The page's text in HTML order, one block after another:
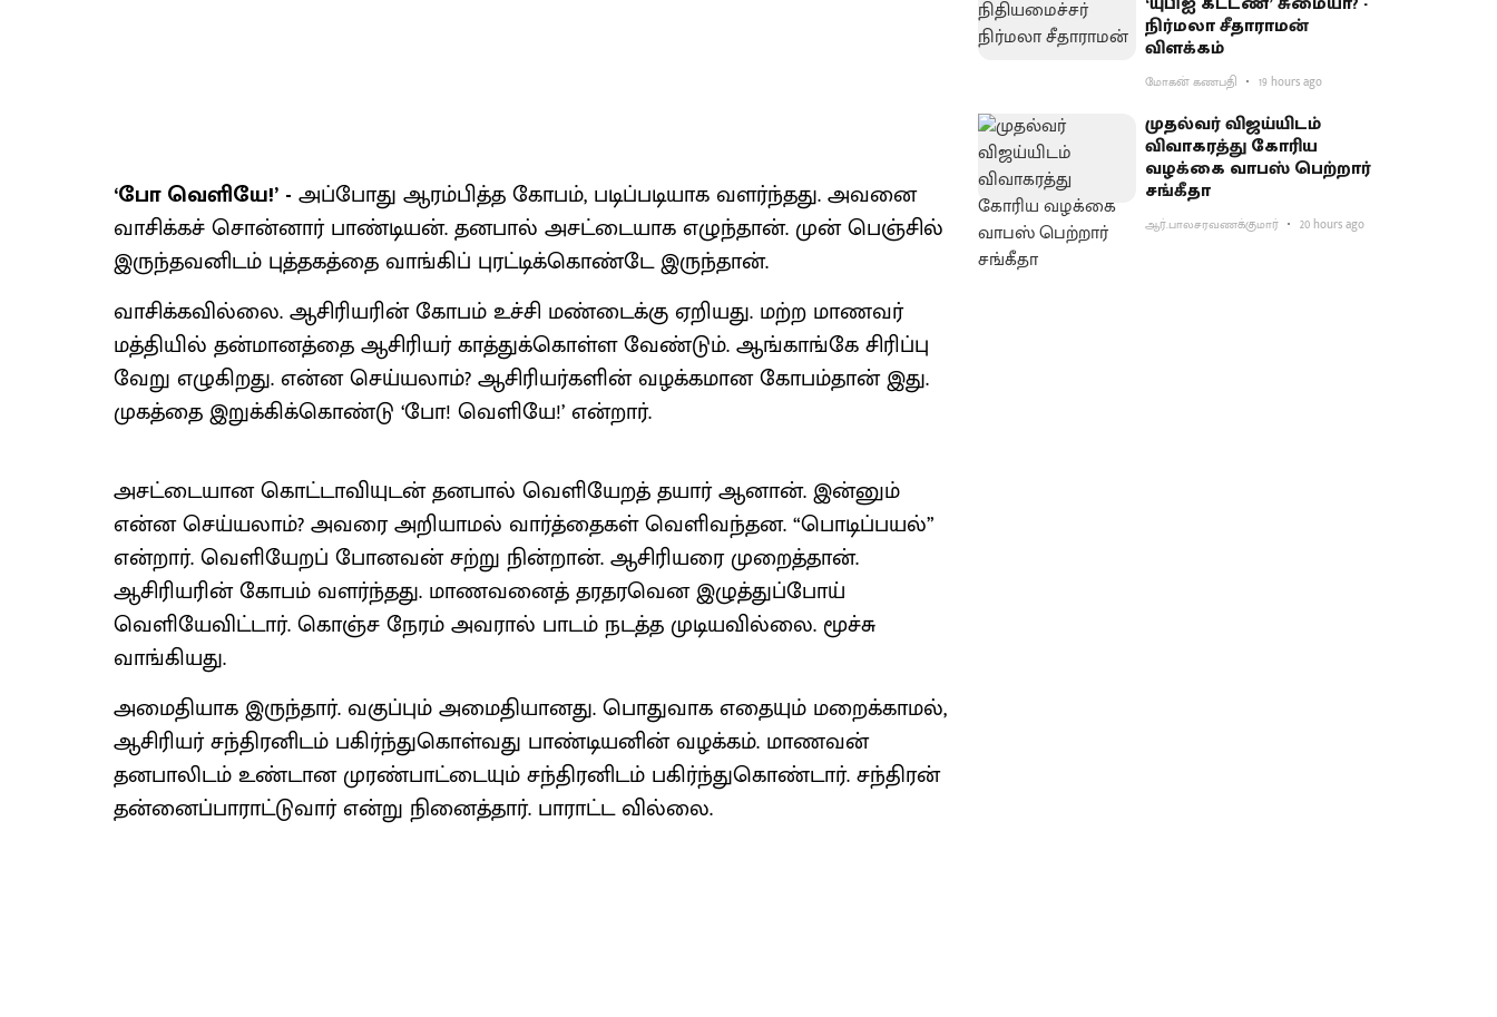
‘போ வெளியே!’ - அப்போது ஆரம்பித்த கோபம், படிப்படியாக வளர்ந்தது. அவனை
வாசிக்கச் சொன்னார் பாண்டியன். தனபால் அசட்டையாக எழுந்தான். முன் பெஞ்சில்
இருந்தவனிடம் புத்தகத்தை வாங்கிப் புரட்டிக்கொண்டே இருந்தான்.
வாசிக்கவில்லை. ஆசிரியரின் கோபம் உச்சி மண்டைக்கு ஏறியது. மற்ற மாணவர்
மத்தியில் தன்மானத்தை ஆசிரியர் காத்துக்கொள்ள வேண்டும். ஆங்காங்கே சிரிப்பு
வேறு எழுகிறது. என்ன செய்யலாம்? ஆசிரியர்களின் வழக்கமான கோபம்தான் இது.
முகத்தை இறுக்கிக்கொண்டு ‘போ! வெளியே!’ என்றார்.
அசட்டையான கொட்டாவியுடன் தனபால் வெளியேறத் தயார் ஆனான். இன்னும்
என்ன செய்யலாம்? அவரை அறியாமல் வார்த்தைகள் வெளிவந்தன. “பொடிப்பயல்”
என்றார். வெளியேறப் போனவன் சற்று நின்றான். ஆசிரியரை முறைத்தான்.
ஆசிரியரின் கோபம் வளர்ந்தது. மாணவனைத் தரதரவென இழுத்துப்போய்
வெளியேவிட்டார். கொஞ்ச நேரம் அவரால் பாடம் நடத்த முடியவில்லை. மூச்சு
வாங்கியது.
அமைதியாக இருந்தார். வகுப்பும் அமைதியானது. பொதுவாக எதையும் மறைக்காமல்,
ஆசிரியர் சந்திரனிடம் பகிர்ந்துகொள்வது பாண்டியனின் வழக்கம். மாணவன்
தனபாலிடம் உண்டான முரண்பாட்டையும் சந்திரனிடம் பகிர்ந்துகொண்டார். சந்திரன்
தன்னைப்பாராட்டுவார் என்று நினைத்தார். பாராட்ட வில்லை.
நிர்மலா சீதாராமன்
விளக்கம்
மோகன் கணபதி 19 hours ago
முதல்வர் விஜய்யிடம்
விவாகரத்து கோரிய
வழக்கை வாபஸ் பெற்றார்
சங்கீதா
ஆர்.பாலசரவணக்குமார் 20 hours ago